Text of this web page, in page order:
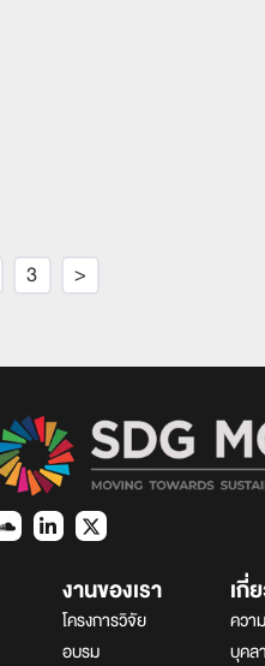
3 >
งานของเรา
โครงการวิจัย
อบรม
เกี่
ควา
บุคล